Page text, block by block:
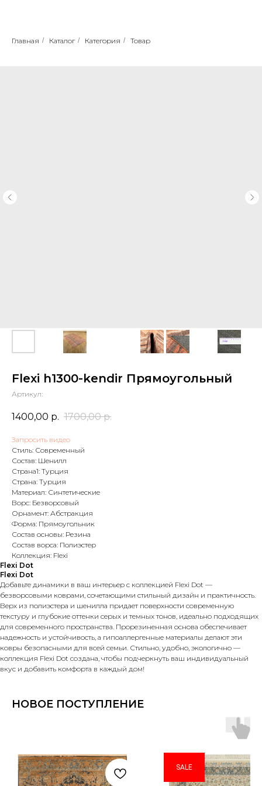
Главная / Каталог / Категория / Товар
Flexi h1300-kendir Прямоугольный
Артикул:
1400,00 р. 1700,00 р.
Запросить видео
Стиль: Современный
Состав: Шенилл
Страна1: Турция
Страна: Турция
Материал: Синтетические
Ворс: Безворсовый
Орнамент: Абстракция
Форма: Прямоугольник
Состав основы: Резина
Состав ворса: Полиэстер
Коллекция: Flexi
Flexi Dot
Flexi Dot
Добавьте динамики в ваш интерьер с коллекцией Flexi Dot —
безворсовыми коврами, сочетающими стильный дизайн и практичность.
Верх из полиэстера и шенилла придает поверхности современную
текстуру и глубокие оттенки серых и темных тонов, идеально подходящих
для современного пространства. Прорезиненная основа обеспечивает
надежность и устойчивость, а гипоаллергенные материалы делают эти
ковры безопасными для всей семьи. Стильно, удобно, экологично —
коллекция Flexi Dot создана, чтобы подчеркнуть ваш индивидуальный
вкус и добавить комфорта в каждый дом!
НОВОЕ ПОСТУПЛЕНИЕ
SALE